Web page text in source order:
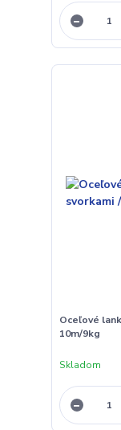
Oceľové
10m/9kg
Skladom